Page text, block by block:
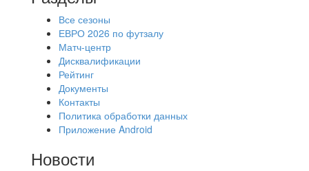
Все сезоны
ЕВРО 2026 по футзалу
Матч-центр
Дисквалификации
Рейтинг
Документы
Контакты
Политика обработки данных
Приложение Android
Новости